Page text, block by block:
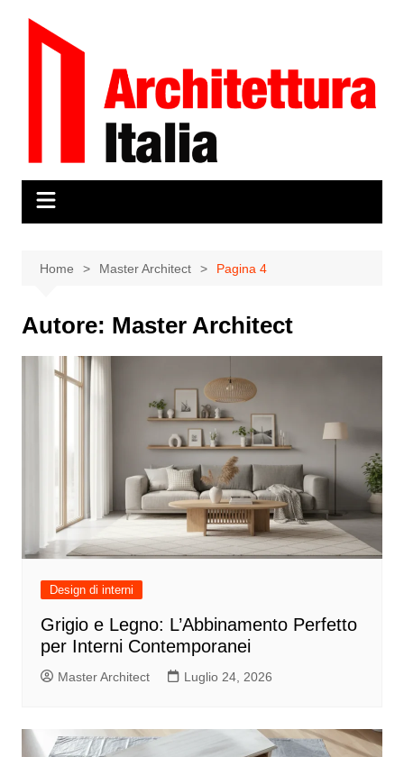
contenuto
Home Master Architect Pagina 4
Autore: Master Architect
Design di interni
Grigio e Legno: L’Abbinamento Perfetto
per Interni Contemporanei
Master Architect Luglio 24, 2026